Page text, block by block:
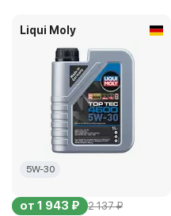
Liqui Moly
5W-30
от 1 943 ₽ 2 137 ₽